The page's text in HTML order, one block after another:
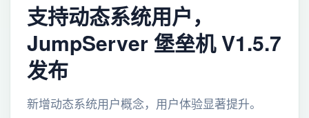
支持动态系统用户，
JumpServer 堡垒机 V1.5.7
发布
新增动态系统用户概念，用户体验显著提升。